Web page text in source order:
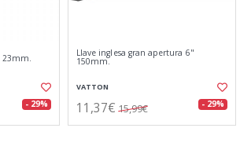
23mm.
- 29%
Llave inglesa gran apertura 6"
150mm.
VATTON
11,37€ 15,99€ - 29%